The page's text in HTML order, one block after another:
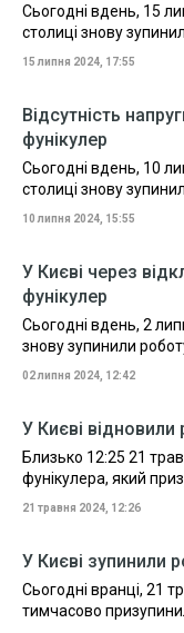
Сьогодні вдень, 15
столиці знову
15 липня 2024, 17:55
Відсутність
фунікулер
Сьогодні вдень, 10
столиці знову
10 липня 2024, 15:55
У Києві через
фунікулер
Сьогодні вдень, 2
знову зупинили
02 липня 2024, 12:42
У Києві відновили
Близько 12:25 21
фунікулера, який
21 травня 2024, 12:26
У Києві зупинили
Сьогодні вранці, 21
тимчасово